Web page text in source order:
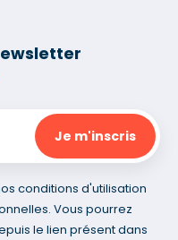
conditions d'utilisation
Vous pourrez
le lien présent dans